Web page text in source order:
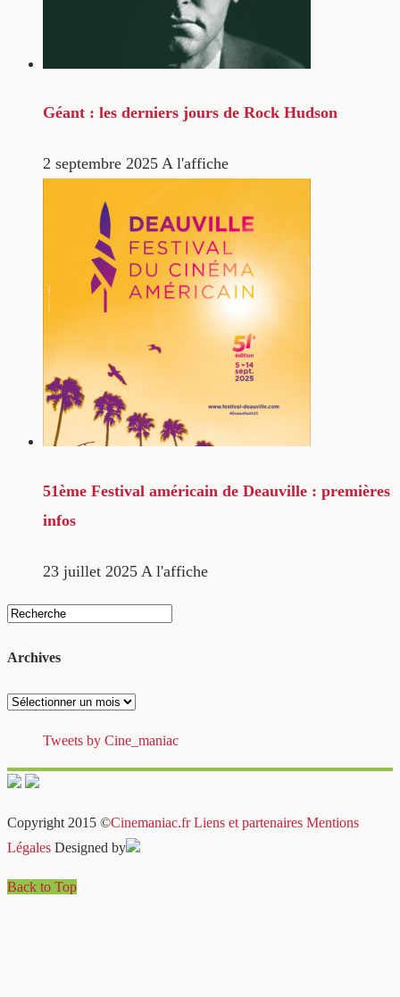
Géant : les derniers jours de Rock Hudson
2 septembre 2025 A l'affiche
51ème Festival américain de Deauville : premières
infos
23 juillet 2025 A l'affiche
Archives
Archives
Tweets by Cine_maniac
Copyright 2015 ©Cinemaniac.fr Liens et partenaires Mentions
Légales Designed by
Back to Top